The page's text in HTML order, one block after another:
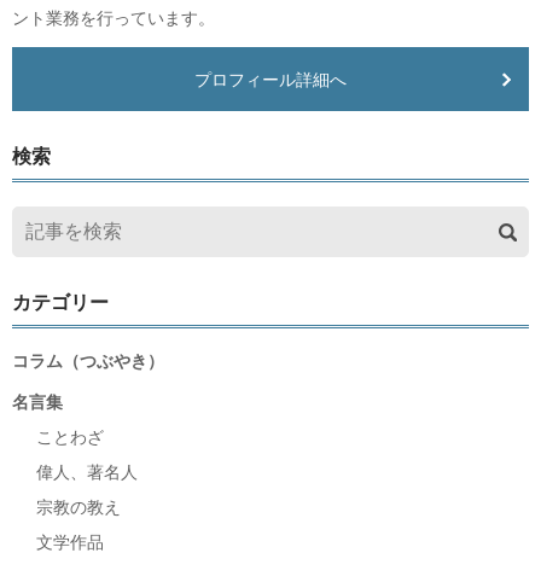
ント業務を行っています。
プロフィール詳細へ
検索
カテゴリー
コラム（つぶやき）
名言集
ことわざ
偉人、著名人
宗教の教え
文学作品